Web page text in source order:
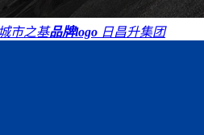
市之基品牌logo 日昌升集团